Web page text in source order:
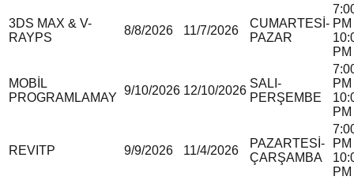
3DS MAX & V-
RAYPS
8/8/2026 11/7/2026
CUMARTESİ-
PAZAR
PM
PM
MOBİL
PROGRAMLAMAY
9/10/2026 12/10/2026
SALI-
PERŞEMBE
PM
PM
REVITP 9/9/2026 11/4/2026
PAZARTESİ-
ÇARŞAMBA
PM
PM